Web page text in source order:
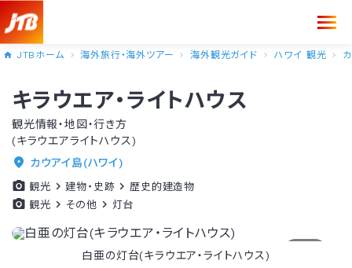
JTBホーム 海外旅行・海外ツアー 海外観光ガイド ハワイ 観光
キラウエア・ライトハウス
観光情報・地図・行き方
(キラウエアライトハウス)
カウアイ島(ハワイ)
観光 建物・史跡
歴史的建造物
観光
その他 灯台
白亜の灯台(キラウエア・ライトハウス)